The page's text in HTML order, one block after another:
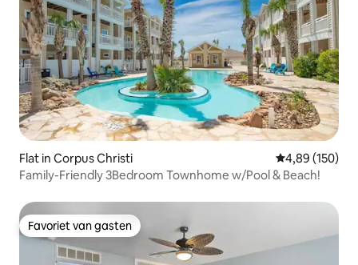
Flat in Corpus Christi Gemiddelde
4,89 (150)
Family-Friendly 3Bedroom Townhome w/Pool & Beach!
Favoriet van gasten
Favoriet van gasten